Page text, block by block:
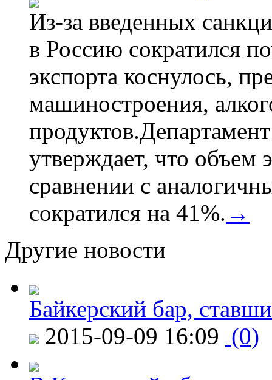
Из-за введенных
в Россию сократился
экспорта коснулось,
машиностроения,
утверждает, что объем
сравнении с
сократился на 41%. →
Другие новости
Байкерский бар,
2015-09-09 16:09 (0)